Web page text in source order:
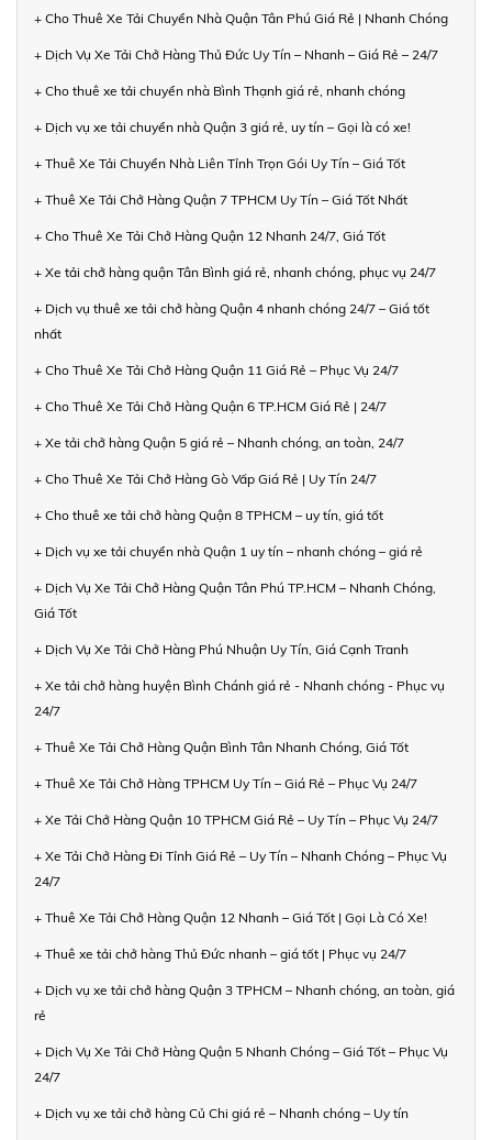
+ Cho Thuê Xe Tải Chuyển Nhà Quận Tân Phú Giá Rẻ | Nhanh Chóng
+ Dịch Vụ Xe Tải Chở Hàng Thủ Đức Uy Tín – Nhanh – Giá Rẻ – 24/7
+ Cho thuê xe tải chuyển nhà Bình Thạnh giá rẻ, nhanh chóng
+ Dịch vụ xe tải chuyển nhà Quận 3 giá rẻ, uy tín – Gọi là có xe!
+ Thuê Xe Tải Chuyển Nhà Liên Tỉnh Trọn Gói Uy Tín – Giá Tốt
+ Thuê Xe Tải Chở Hàng Quận 7 TPHCM Uy Tín – Giá Tốt Nhất
+ Cho Thuê Xe Tải Chở Hàng Quận 12 Nhanh 24/7, Giá Tốt
+ Xe tải chở hàng quận Tân Bình giá rẻ, nhanh chóng, phục vụ 24/7
+ Dịch vụ thuê xe tải chở hàng Quận 4 nhanh chóng 24/7 – Giá tốt
nhất
+ Cho Thuê Xe Tải Chở Hàng Quận 11 Giá Rẻ – Phục Vụ 24/7
+ Cho Thuê Xe Tải Chở Hàng Quận 6 TP.HCM Giá Rẻ | 24/7
+ Xe tải chở hàng Quận 5 giá rẻ – Nhanh chóng, an toàn, 24/7
+ Cho Thuê Xe Tải Chở Hàng Gò Vấp Giá Rẻ | Uy Tín 24/7
+ Cho thuê xe tải chở hàng Quận 8 TPHCM – uy tín, giá tốt
+ Dịch vụ xe tải chuyển nhà Quận 1 uy tín – nhanh chóng – giá rẻ
+ Dịch Vụ Xe Tải Chở Hàng Quận Tân Phú TP.HCM – Nhanh Chóng,
Giá Tốt
+ Dịch Vụ Xe Tải Chở Hàng Phú Nhuận Uy Tín, Giá Cạnh Tranh
+ Xe tải chở hàng huyện Bình Chánh giá rẻ - Nhanh chóng - Phục vụ
24/7
+ Thuê Xe Tải Chở Hàng Quận Bình Tân Nhanh Chóng, Giá Tốt
+ Thuê Xe Tải Chở Hàng TPHCM Uy Tín – Giá Rẻ – Phục Vụ 24/7
+ Xe Tải Chở Hàng Quận 10 TPHCM Giá Rẻ – Uy Tín – Phục Vụ 24/7
+ Xe Tải Chở Hàng Đi Tỉnh Giá Rẻ – Uy Tín – Nhanh Chóng – Phục Vụ
24/7
+ Thuê Xe Tải Chở Hàng Quận 12 Nhanh – Giá Tốt | Gọi Là Có Xe!
+ Thuê xe tải chở hàng Thủ Đức nhanh – giá tốt | Phục vụ 24/7
+ Dịch vụ xe tải chở hàng Quận 3 TPHCM – Nhanh chóng, an toàn, giá
rẻ
+ Dịch Vụ Xe Tải Chở Hàng Quận 5 Nhanh Chóng – Giá Tốt – Phục Vụ
24/7
+ Dịch vụ xe tải chở hàng Củ Chi giá rẻ – Nhanh chóng – Uy tín